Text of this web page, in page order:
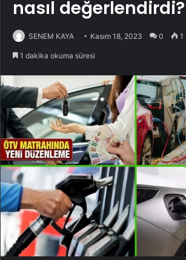
nasıl değerlendirdi?
SENEM KAYA Kasım 18, 2023 0 1
1 dakika okuma süresi